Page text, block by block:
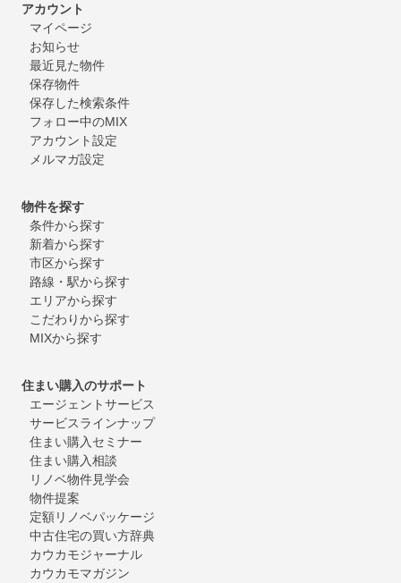
アカウント
マイページ
お知らせ
最近見た物件
保存物件
保存した検索条件
フォロー中のMIX
アカウント設定
メルマガ設定
物件を探す
条件から探す
新着から探す
市区から探す
路線・駅から探す
エリアから探す
こだわりから探す
MIXから探す
住まい購入のサポート
エージェントサービス
サービスラインナップ
住まい購入セミナー
住まい購入相談
リノベ物件見学会
物件提案
定額リノベパッケージ
中古住宅の買い方辞典
カウカモジャーナル
カウカモマガジン